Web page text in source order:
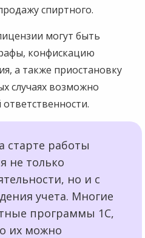
спиртного.
могут быть
конфискацию
а также приостановку
случаях возможно
работы
не только
но и с
учета. Многие
программы 1С,
их можно